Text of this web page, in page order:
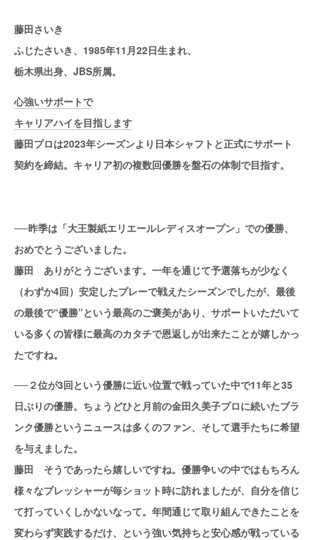
藤田さいき
ふじたさいき、1985年11月22日生まれ、
栃木県出身、JBS所属。
心強いサポートで
キャリアハイを目指します
藤田プロは2023年シーズンより日本シャフトと正式にサポート
契約を締結。キャリア初の複数回優勝を盤石の体制で目指す。
──昨季は「大王製紙エリエールレディスオープン」での優勝、
おめでとうございました。
藤田 ありがとうございます。一年を通じて予選落ちが少なく
（わずか4回）安定したプレーで戦えたシーズンでしたが、最後
の最後で“優勝”という最高のご褒美があり、サポートいただいて
いる多くの皆様に最高のカタチで恩返しが出来たことが嬉しかっ
たですね。
──２位が3回という優勝に近い位置で戦っていた中で11年と35
日ぶりの優勝。ちょうどひと月前の金田久美子プロに続いたブラ
ンク優勝というニュースは多くのファン、そして選手たちに希望
を与えました。
藤田 そうであったら嬉しいですね。優勝争いの中ではもちろん
様々なプレッシャーが毎ショット時に訪れましたが、自分を信じ
て打っていくしかないなって。年間通じて取り組んできたことを
変わらず実践するだけ、という強い気持ちと安心感が戦っている